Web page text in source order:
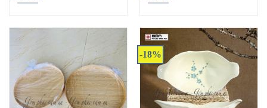
-18%